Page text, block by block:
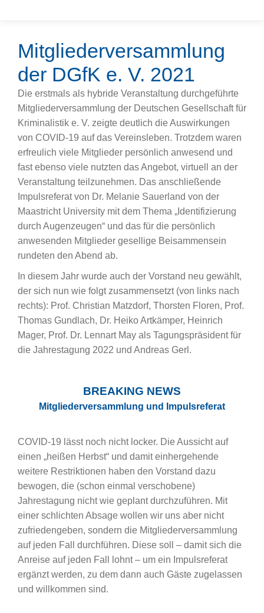
Mitgliederversammlung
der DGfK e. V. 2021
Die erstmals als hybride Veranstaltung durchgeführte
Mitgliederversammlung der Deutschen Gesellschaft für
Kriminalistik e. V. zeigte deutlich die Auswirkungen
von COVID-19 auf das Vereinsleben. Trotzdem waren
erfreulich viele Mitglieder persönlich anwesend und
fast ebenso viele nutzten das Angebot, virtuell an der
Veranstaltung teilzunehmen. Das anschließende
Impulsreferat von Dr. Melanie Sauerland von der
Maastricht University mit dem Thema „Identifizierung
durch Augenzeugen“ und das für die persönlich
anwesenden Mitglieder gesellige Beisammensein
rundeten den Abend ab.
In diesem Jahr wurde auch der Vorstand neu gewählt,
der sich nun wie folgt zusammensetzt (von links nach
rechts): Prof. Christian Matzdorf, Thorsten Floren, Prof.
Thomas Gundlach, Dr. Heiko Artkämper, Heinrich
Mager, Prof. Dr. Lennart May als Tagungspräsident für
die Jahrestagung 2022 und Andreas Gerl.
BREAKING NEWS
Mitgliederversammlung und Impulsreferat
COVID-19 lässt noch nicht locker. Die Aussicht auf
einen „heißen Herbst“ und damit einhergehende
weitere Restriktionen haben den Vorstand dazu
bewogen, die (schon einmal verschobene)
Jahrestagung nicht wie geplant durchzuführen. Mit
einer schlichten Absage wollen wir uns aber nicht
zufriedengeben, sondern die Mitgliederversammlung
auf jeden Fall durchführen. Diese soll – damit sich die
Anreise auf jeden Fall lohnt – um ein Impulsreferat
ergänzt werden, zu dem dann auch Gäste zugelassen
und willkommen sind.